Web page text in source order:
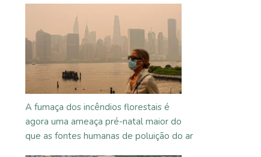
A fumaça dos incêndios florestais é
agora uma ameaça pré-natal maior do
que as fontes humanas de poluição do ar